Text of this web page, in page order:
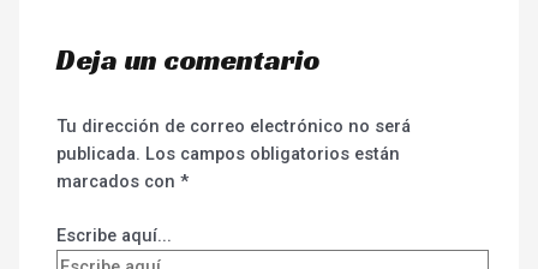
Deja un comentario
Tu dirección de correo electrónico no será
publicada. Los campos obligatorios están
marcados con*
Escribe aquí...